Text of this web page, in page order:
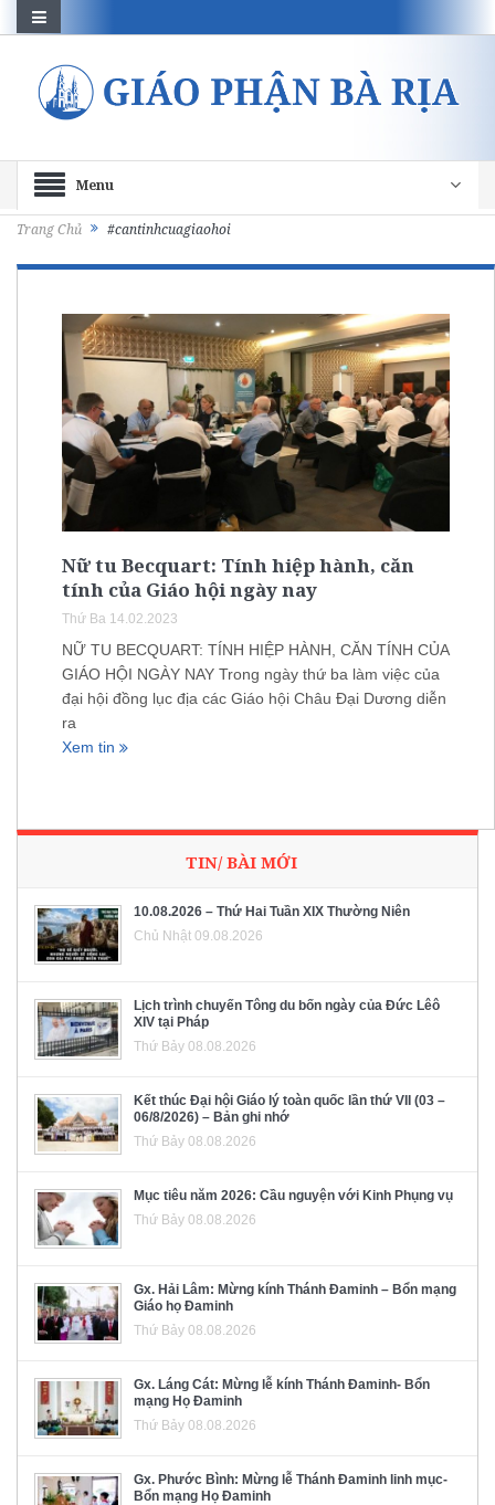
Menu
Trang Chủ #cantinhcuagiaohoi
Nữ tu Becquart: Tính hiệp hành, căn
tính của Giáo hội ngày nay
Thứ Ba 14.02.2023
NỮ TU BECQUART: TÍNH HIỆP HÀNH, CĂN TÍNH CỦA
GIÁO HỘI NGÀY NAY Trong ngày thứ ba làm việc của
đại hội đồng lục địa các Giáo hội Châu Đại Dương diễn
ra
Xem tin
TIN/ BÀI MỚI
10.08.2026 – Thứ Hai Tuần XIX Thường Niên
Chủ Nhật 09.08.2026
Lịch trình chuyến Tông du bốn ngày của Đức Lêô
XIV tại Pháp
Thứ Bảy 08.08.2026
Kết thúc Đại hội Giáo lý toàn quốc lần thứ VII (03 –
06/8/2026) – Bản ghi nhớ
Thứ Bảy 08.08.2026
Mục tiêu năm 2026: Cầu nguyện với Kinh Phụng vụ
Thứ Bảy 08.08.2026
Gx. Hải Lâm: Mừng kính Thánh Đaminh – Bổn mạng
Giáo họ Đaminh
Thứ Bảy 08.08.2026
Gx. Láng Cát: Mừng lễ kính Thánh Đaminh- Bổn
mạng Họ Đaminh
Thứ Bảy 08.08.2026
Gx. Phước Bình: Mừng lễ Thánh Đaminh linh mục-
Bổn mạng Họ Đaminh